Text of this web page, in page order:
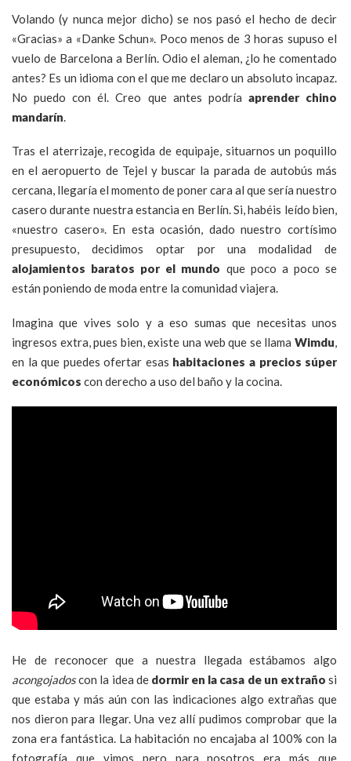
Volando (y nunca mejor dicho) se nos pasó el hecho de decir
«Gracias» a «Danke Schun». Poco menos de 3 horas supuso el
vuelo de Barcelona a Berlín. Odio el aleman, ¿lo he comentado
antes? Es un idioma con el que me declaro un absoluto incapaz.
No puedo con él. Creo que antes podría aprender chino
mandarín
Tras el aterrizaje, recogida de equipaje, situarnos un poquillo
en el aeropuerto de Tejel y buscar la parada de autobús más
cercana, llegaría el momento de poner cara al que sería nuestro
casero durante nuestra estancia en Berlín. Si, habéis leído bien,
«nuestro casero». En esta ocasión, dado nuestro cortísimo
presupuesto, decidimos optar por una modalidad de
alojamientos baratos por el mundo que poco a poco se
están poniendo de moda entre la comunidad viajera.
Imagina que vives solo y a eso sumas que necesitas unos
ingresos extra, pues bien, existe una web que se llamaWimdu,
en la que puedes ofertar esas habitaciones a precios súper
económicos con derecho a uso del baño y la cocina.
He de reconocer que a nuestra llegada estábamos algo
acongojadoscon la idea de dormir en la casa de un extraño si
que estaba y más aún con las indicaciones algo extrañas que
nos dieron para llegar. Una vez allí pudimos comprobar que la
zona era fantástica. La habitación no encajaba al 100% con la
fotografía que vimos pero para nosotros era más que